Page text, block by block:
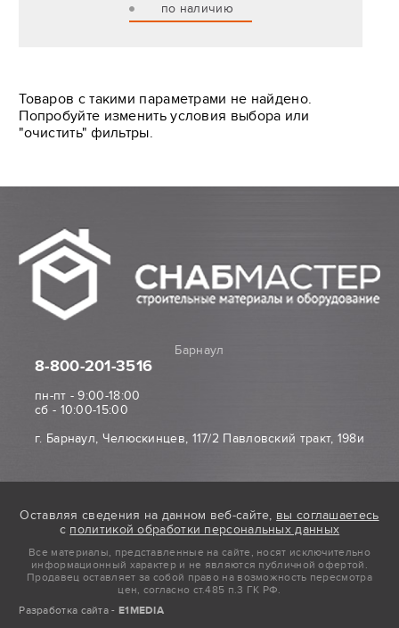
по наличию
Товаров с такими параметрами не найдено.
Попробуйте изменить условия выбора или
"очистить" фильтры.
Барнаул
8-800-201-3516
пн-пт - 9:00-18:00
сб - 10:00-15:00
г. Барнаул, Челюскинцев, 117/2 Павловский тракт, 198и
Оставляя сведения на данном веб-сайте, вы соглашаетесь
с политикой обработки персональных данных
Все материалы, представленные на сайте, носят исключительно
информационный характер и не являются публичной офертой.
Продавец оставляет за собой право на возможность пересмотра
цен, согласно ст.485 п.3 ГК РФ.
Разработка сайта - E1MEDIA